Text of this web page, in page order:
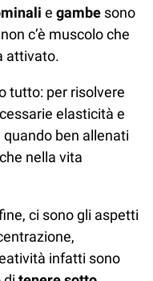
e gambe sono
c’è muscolo che
attivato.
tutto: per risolvere
elasticità e
ben allenati
nella vita
ci sono gli aspetti
infatti sono